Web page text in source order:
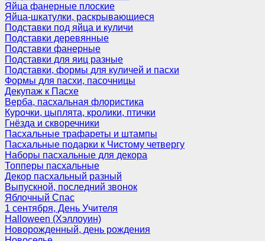
Яйца фанерные плоские
Яйца-шкатулки, раскрывающиеся
Подставки под яйца и куличи
Подставки деревянные
Подставки фанерные
Подставки для яиц разные
Подставки, формы для куличей и пасхи
Формы для пасхи, пасочницы
Декупаж к Пасхе
Верба, пасхальная флористика
Курочки, цыплята, кролики, птички
Гнёзда и скворечники
Пасхальные трафареты и штампы
Пасхальные подарки к Чистому четвергу
Наборы пасхальные для декора
Топперы пасхальные
Декор пасхальный разный
Выпускной, последний звонок
Яблочный Спас
1 сентября, День Учителя
Halloween (Хэллоуин)
Новорожденный, день рождения